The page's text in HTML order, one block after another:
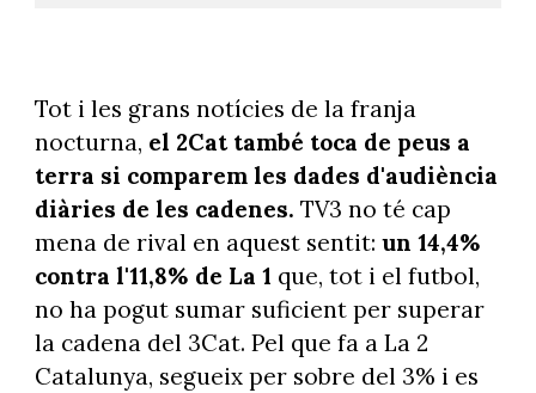
Tot i les grans notícies de la franja
nocturna, el 2Cat també toca de peus a
terra si comparem les dades d'audiència
diàries de les cadenes. TV3 no té cap
mena de rival en aquest sentit: un 14,4%
contra l'11,8% de La 1 que, tot i el futbol,
no ha pogut sumar suficient per superar
la cadena del 3Cat. Pel que fa a La 2
Catalunya, segueix per sobre del 3% i es